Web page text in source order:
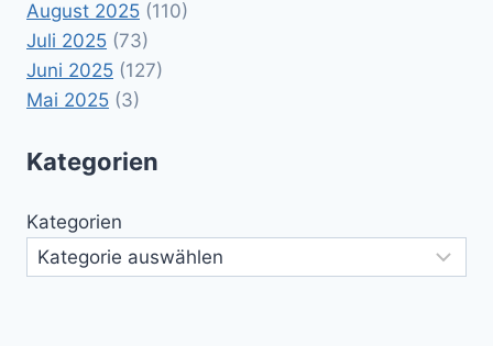
August 2025 (110)
Juli 2025 (73)
Juni 2025 (127)
Mai 2025 (3)
Kategorien
Kategorien